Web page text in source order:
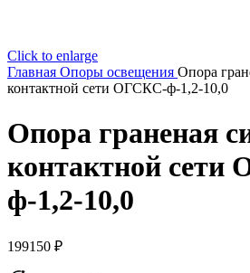
Click to enlarge
Главная Опоры освещения Опора
контактной сети ОГСКС-ф-1,2-10,0
Опора граненая
контактной
ф-1,2-10,0
199150 ₽